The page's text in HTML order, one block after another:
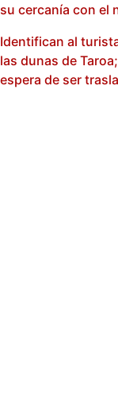
su cercanía con el
Identifican al
las dunas de
espera de ser